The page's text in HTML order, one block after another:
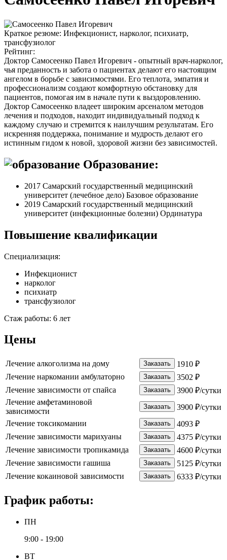
Краткое резюме: Инфекционист, нарколог, психиатр,
трансфузиолог
Рейтинг:
Доктор Самосеенко Павел Игоревич - опытный врач-нарколог,
чья преданность и забота о пациентах делают его настоящим
ангелом в борьбе с зависимостями. Его теплота, эмпатия и
профессионализм создают комфортную обстановку для
пациентов, помогая им в начале пути к выздоровлению.
Доктор Самосеенко владеет широким арсеналом методов
лечения и подходов, находит индивидуальный подход к
каждому случаю и стремится к наилучшим результатам. Его
искренняя поддержка, понимание и мудрость делают его
истинным гидом к новой, здоровой жизни без зависимостей.
Образование:
2017 Самарский государственный медицинский
университет (лечебное дело) Базовое образование
2019 Самарский государственный медицинский
университет (инфекционные болезни) Ординатура
Повышение квалификации
Специализация:
Инфекционист
нарколог
психиатр
трансфузиолог
Стаж работы: 6 лет
Цены
Лечение алкоголизма на дому Заказать
1910 ₽
Лечение наркомании амбулаторно
Заказать
3502 ₽
Лечение зависимости от спайса
Заказать
3900 ₽/сутки
Лечение амфетаминовой
зависимости
Заказать
3900 ₽/сутки
Лечение токсикомании
Заказать
4093 ₽
Лечение зависимости марихуаны
Заказать
4375 ₽/сутки
Лечение зависимости тропикамида
Заказать
4600 ₽/сутки
Лечение зависимости гашиша
Заказать
5125 ₽/сутки
Лечение кокаиновой зависимости
Заказать 6333 ₽/сутки
График работы:
ПН
9:00 - 19:00
ВТ